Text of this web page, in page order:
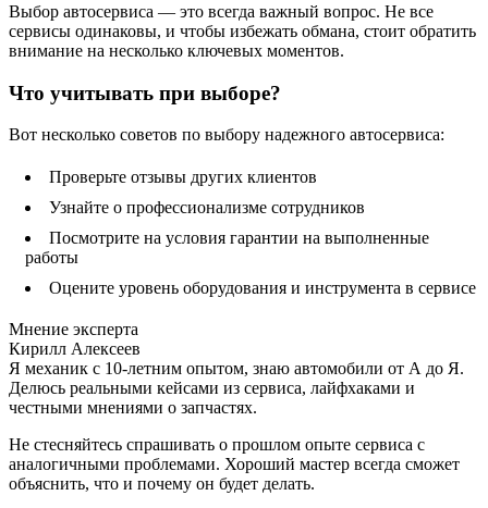
Выбор автосервиса — это всегда важный вопрос. Не все
сервисы одинаковы, и чтобы избежать обмана, стоит обратить
внимание на несколько ключевых моментов.
Что учитывать при выборе?
Вот несколько советов по выбору надежного автосервиса:
Проверьте отзывы других клиентов
Узнайте о профессионализме сотрудников
Посмотрите на условия гарантии на выполненные
работы
Оцените уровень оборудования и инструмента в сервисе
Мнение эксперта
Кирилл Алексеев
Я механик с 10-летним опытом, знаю автомобили от А до Я.
Делюсь реальными кейсами из сервиса, лайфхаками и
честными мнениями о запчастях.
Не стесняйтесь спрашивать о прошлом опыте сервиса с
аналогичными проблемами. Хороший мастер всегда сможет
объяснить, что и почему он будет делать.